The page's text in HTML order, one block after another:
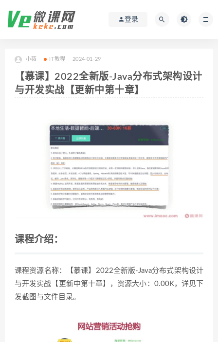
登录
小薇 IT教程 2024-01-29
【慕课】2022全新版-Java分布式架构设计
与开发实战【更新中第十章】
课程介绍：
课程资源名称：【慕课】2022全新版-Java分布式架构设计
与开发实战【更新中第十章】，资源大小：0.00K，详见下
发截图与文件目录。